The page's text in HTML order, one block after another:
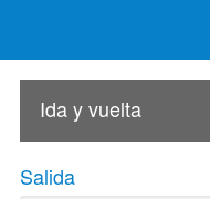
Ida y vuelta
Salida